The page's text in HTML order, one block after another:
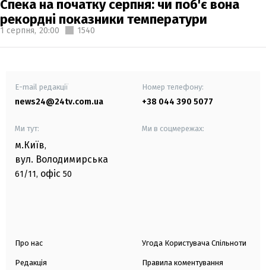
Спека на початку серпня: чи поб'є вона
рекордні показники температури
1 серпня, 20:00 1540
E-mail редакції
news24@24tv.com.ua
Номер телефону:
+38 044 390 5077
Ми тут:
м.Київ,
вул. Володимирська
61/11, офіс 50
Ми в соцмережах:
Про нас
Редакція
Угода Користувача Спільноти
Правила коментування